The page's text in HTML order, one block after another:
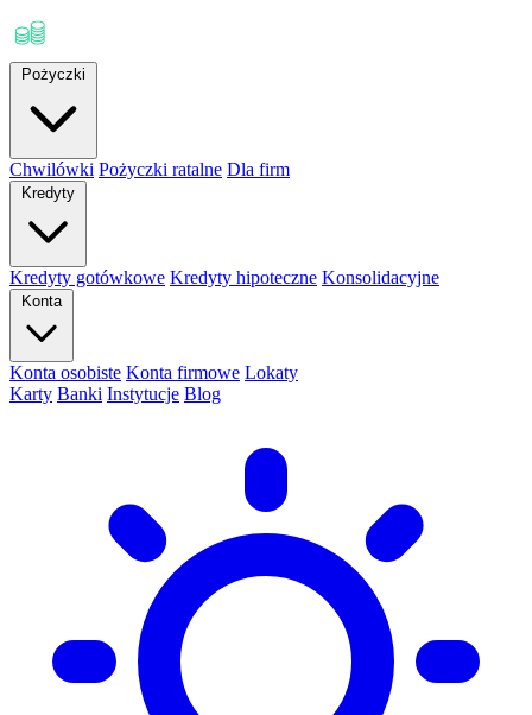
Pożyczki
Chwilówki Pożyczki ratalne Dla firm
Kredyty
Kredyty gotówkowe Kredyty hipoteczne Konsolidacyjne
Konta
Konta osobiste Konta firmowe Lokaty
Karty Banki Instytucje Blog